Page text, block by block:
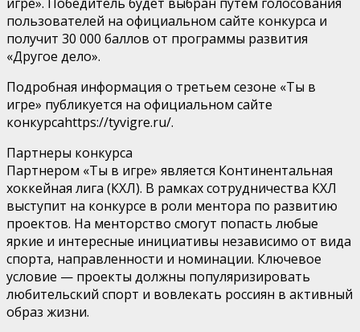
пользователей на официальном сайте конкурса и
получит 30 000 баллов от программы развития
«Другое дело».
Подробная информация о третьем сезоне «Ты в
игре» публикуется на официальном сайте
конкурсаhttps://tyvigre.ru/.
Партнеры конкурса
Партнером «Ты в игре» является Континентальная
хоккейная лига (КХЛ). В рамках сотрудничества КХЛ
выступит на конкурсе в роли ментора по развитию
проектов. На менторство смогут попасть любые
яркие и интересные инициативы независимо от вида
спорта, направленности и номинации. Ключевое
условие — проекты должны популяризировать
любительский спорт и вовлекать россиян в активный
образ жизни.